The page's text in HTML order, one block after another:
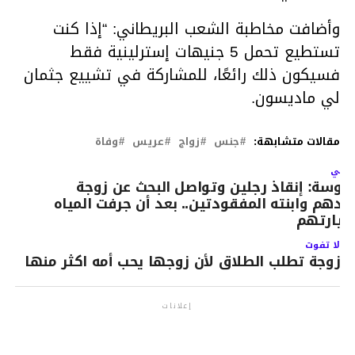
وأضافت مخاطبة الشعب البريطاني: “إذا كنت
تستطيع تحمل 5 جنيهات إسترلينية فقط
فسيكون ذلك رائعًا، للمشاركة في تشييع جثمان
لي ماديسون.
مقالات متشابهة: جنس زواج عريس وفاة
إنقاذ رجلين وتواصل البحث عن زوجة
وابنته المفقودتين.. بعد أن جرفت المياه
لا تفوت
زوجة تطلب الطلاق لأن زوجها يحب أمه اكثر منها‎
إعلانات